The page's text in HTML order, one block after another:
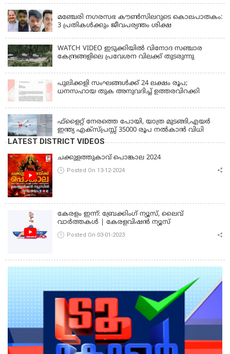
മഞ്ചേരി നഗരസഭ കൗൺസിലറുടെ കൊലപാതകം:
3 പ്രതികൾക്കും ജീവപര്യന്തം ശിക്ഷ
WATCH VIDEO ഇടുക്കിയിൽ വിനോദ സഞ്ചാര
കേന്ദ്രങ്ങളിലെ പ്രവേശന വിലക്ക് തുടരുന്നു
പുലിക്കളി സംഘങ്ങള്‍ക്ക് 24 ലക്ഷം രൂപ;
ധനസഹായ തുക അനുവദിച്ച് ഉത്തരവിറക്കി
ഫ്ളൈറ്റ് നേരത്തെ പോയി, യാത്ര മുടങ്ങി,എയർ
ഇന്ത്യ എക്സ്പ്രസ്സ് 35000 രൂപ നൽകാൻ വിധി
LATEST DISTRICT VIDEOS
ചക്കുളത്തുകാവ് പൊങ്കാല 2024
Posted On 13-12-2024
കേരളം ഇന്ന്: ബ്രേക്കിംഗ് ന്യൂസ്, ലൈവ്
വാർത്തകൾ | കേരളവിഷൻ ന്യൂസ്
Posted On 03-01-2023